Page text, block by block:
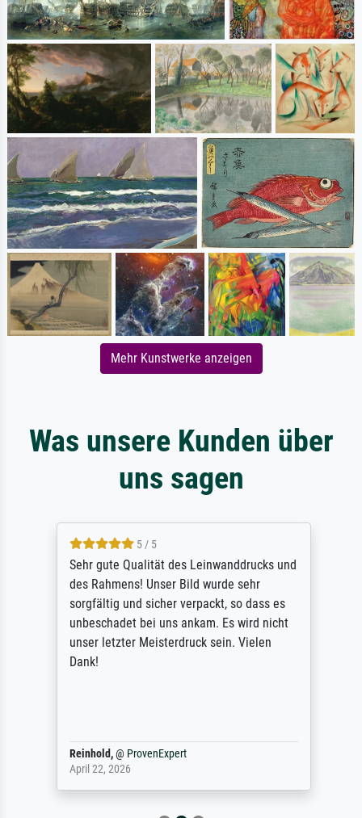
Mehr Kunstwerke anzeigen
Was unsere Kunden über
uns sagen
5 / 5
Sehr gute Qualität des Leinwanddrucks und
des Rahmens! Unser Bild wurde sehr
sorgfältig und sicher verpackt, so dass es
unbeschadet bei uns ankam. Es wird nicht
unser letzter Meisterdruck sein. Vielen
Dank!
Reinhold,@ ProvenExpert
April 22, 2026